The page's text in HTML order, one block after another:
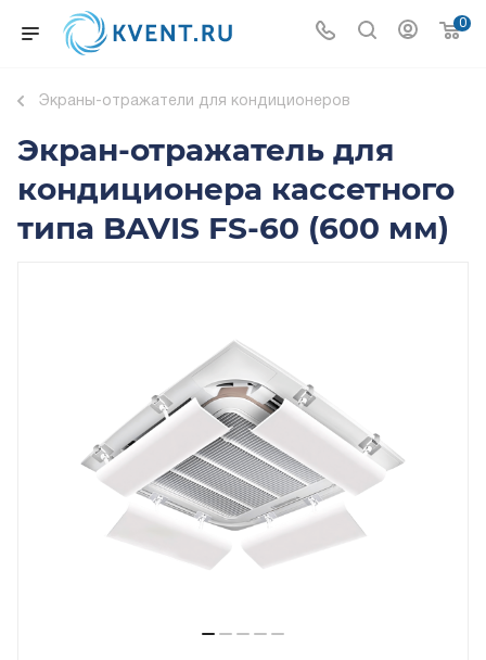
0
Экраны-отражатели для кондиционеров
Экран-отражатель для
кондиционера кассетного
типа BAVIS FS-60 (600 мм)